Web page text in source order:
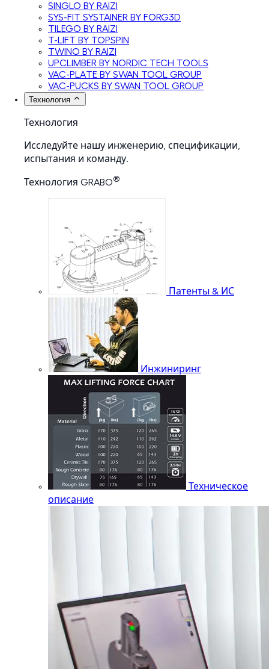
SINGLO BY RAIZI
SYS-FIT SYSTAINER BY FORG3D
TILEGO BY RAIZI
T-LIFT BY TOPSPIN
TWINO BY RAIZI
UPCLIMBER BY NORDIC TECH TOOLS
VAC-PLATE BY SWAN TOOL GROUP
VAC-PUCKS BY SWAN TOOL GROUP
Технология
Технология
Исследуйте нашу инженерию, спецификации,
испытания и команду.
Технология GRABO®
Патенты & ИС
Инжиниринг
Техническое
описание